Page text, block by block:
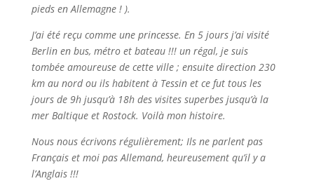
pieds en Allemagne ! ).
J’ai été reçu comme une princesse. En 5 jours j’ai visité
Berlin en bus, métro et bateau !!! un régal, je suis
tombée amoureuse de cette ville ; ensuite direction 230
km au nord ou ils habitent à Tessin et ce fut tous les
jours de 9h jusqu’à 18h des visites superbes jusqu’à la
mer Baltique et Rostock. Voilà mon histoire.
Nous nous écrivons régulièrement; Ils ne parlent pas
Français et moi pas Allemand, heureusement qu’il y a
l’Anglais !!!